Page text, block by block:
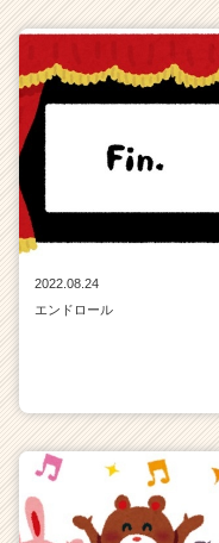
チ
キ
h
e
e
r）
2022.08.24
エンドロール